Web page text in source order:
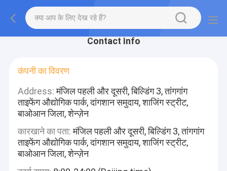
Contact Info
कंपनी का विवरण
Address:मंजिल पहली और दूसरी, बिल्डिंग 3, तांगगांग
ताइफेंग औद्योगिक पार्क, दांगशान समुदाय, शाजिंग स्ट्रीट,
बाओआन जिला, शेन्ज़ेन
कारखाने का पता:मंजिल पहली और दूसरी, बिल्डिंग 3, तांगगांग
ताइफेंग औद्योगिक पार्क, दांगशान समुदाय, शाजिंग स्ट्रीट,
बाओआन जिला, शेन्ज़ेन